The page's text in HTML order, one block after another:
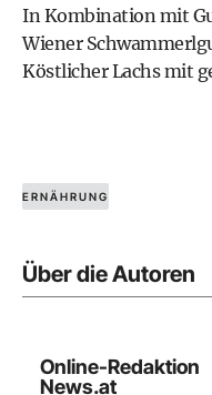
In Kombination mit
Wiener
KöstlicherLachs mit
ERNÄHRUNG
Über die Autoren
Online-Redaktion
News.at